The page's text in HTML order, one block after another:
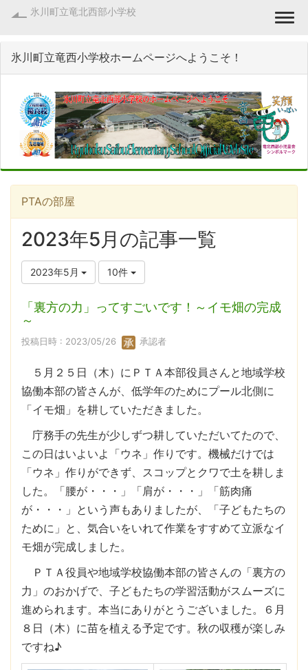
氷川町立竜北西部小学校
氷川町立竜西小学校ホームページへようこそ！
PTAの部屋
2023年5月の記事一覧
2023年5月 10件
「裏方の力」ってすごいです！～イモ畑の完成
～
投稿日時 : 2023/05/26 承認者
５月２５日（木）にＰＴＡ本部役員さんと地域学校
協働本部の皆さんが、低学年のためにプール北側に
「イモ畑」を耕していただきました。
庁務手の先生が少しずつ耕していただいてたので、
この日はいよいよ「ウネ」作りです。機械だけでは
「ウネ」作りができず、スコップとクワで土を耕しま
した。「腰が・・・」「肩が・・・」「筋肉痛
が・・・」という声もありましたが、「子どもたちの
ために」と、気合いをいれて作業をすすめて立派なイ
モ畑が完成しました。
ＰＴＡ役員や地域学校協働本部の皆さんの「裏方の
力」のおかげで、子どもたちの学習活動がスムーズに
進められます。本当にありがとうございました。６月
８日（木）に苗を植える予定です。秋の収穫が楽しみ
ですね♪